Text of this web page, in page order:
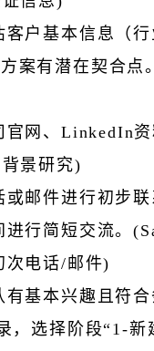
客户基本信息（行
案有潜在契合点
官网、LinkedIn
景研究)
或邮件进行初步联
行简短交流。
次电话/邮件)
有基本兴趣且符
，选择阶段“1-新